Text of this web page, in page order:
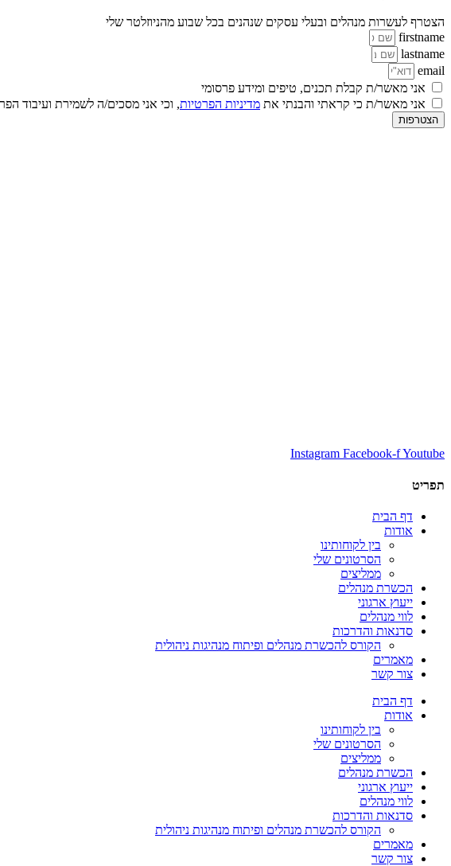
הצטרף לעשרות מנהלים ובעלי עסקים שנהנים בכל שבוע מהניוזלטר שלי
firstname
lastname
email
אני מאשר/ת קבלת תכנים, טיפים ומידע פרסומי
אני מאשר/ת כי קראתי והבנתי את מדיניות הפרטיות, וכי אני מסכים/ה לשמירת ועיבוד
הצטרפות
Instagram Facebook-fYoutube
תפריט
דף הבית
אודות
בין לקוחותינו
הסרטונים שלי
ממליצים
הכשרת מנהלים
ייעוץ ארגוני
לווי מנהלים
סדנאות והדרכות
הקורס להכשרת מנהלים ופיתוח מנהיגות ניהולית
מאמרים
צור קשר
דף הבית
אודות
בין לקוחותינו
הסרטונים שלי
ממליצים
הכשרת מנהלים
ייעוץ ארגוני
לווי מנהלים
סדנאות והדרכות
הקורס להכשרת מנהלים ופיתוח מנהיגות ניהולית
מאמרים
צור קשר